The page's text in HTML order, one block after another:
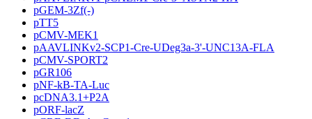
pGEM-3Zf(-)
pTT5
pCMV-MEK1
pAAVLINKv2-SCP1-Cre-UDeg3a-3'-UNC13A-FLA
pCMV-SPORT2
pGR106
pNF-kB-TA-Luc
pcDNA3.1+P2A
pORF-lacZ